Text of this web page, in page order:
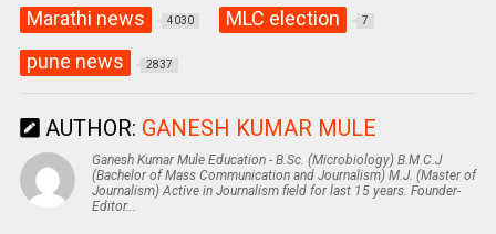
Marathi news 4030 MLC election 7
pune news 2837
AUTHOR: GANESH KUMAR MULE
Ganesh Kumar Mule Education - B.Sc. (Microbiology) B.M.C.J
(Bachelor of Mass Communication and Journalism) M.J. (Master of
Journalism) Active in Journalism field for last 15 years. Founder-
Editor...